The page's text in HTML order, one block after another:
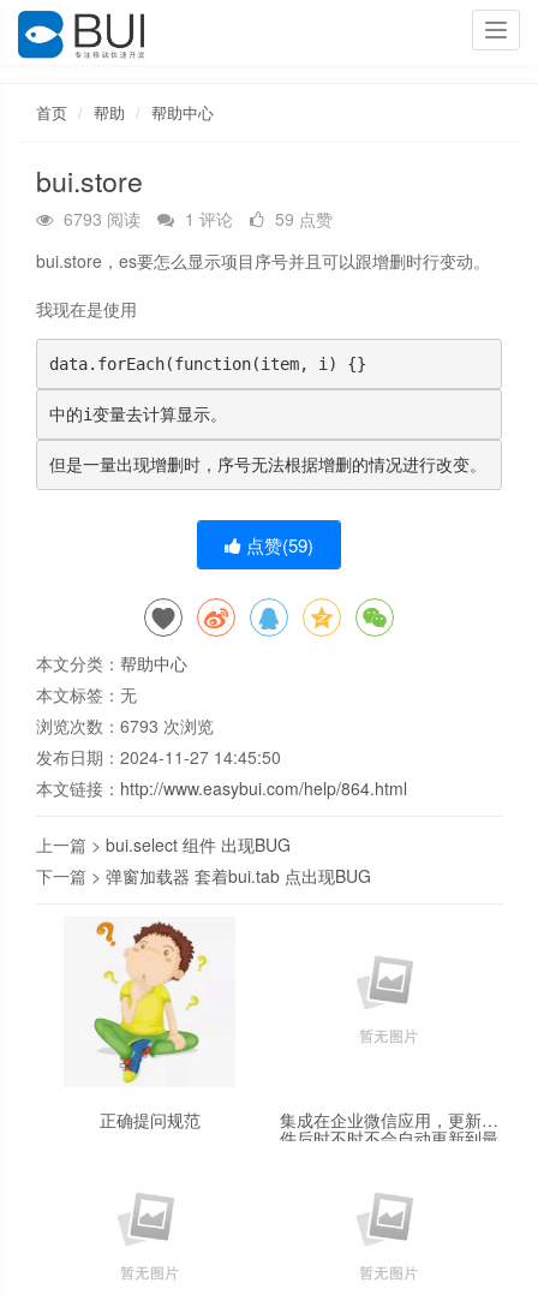
首页 帮助 帮助中心
bui.store
6793 阅读 1 评论
59 点赞
bui.store，es要怎么显示项目序号并且可以跟增删时行变动。
我现在是使用
data. forEach(function(item, i) {}
中的i变量去计算显示。
但是一量出现增删时，序号无法根据增删的情况进行改变。
点赞(59)
本文分类： 帮助中心
本文标签：无
浏览次数： 6793 次浏览
发布日期：2024-11-27 14:45:50
本文链接： http://www.easybui.com/help/864.html
上一篇 > bui.select 组件 出现BUG
下一篇 > 弹窗加载器 套着bui.tab 点出现BUG
正确提问规范 集成在企业微信应用，更新文
件后时不时不会自动更新到最